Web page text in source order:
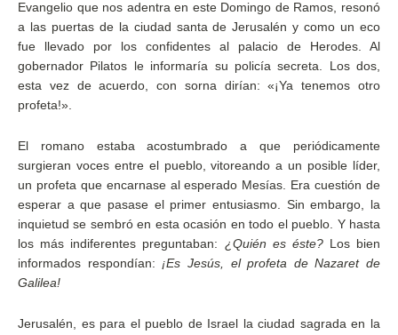
Evangelio que nos adentra en este Domingo de Ramos, resonó
a las puertas de la ciudad santa de Jerusalén y como un eco
fue llevado por los confidentes al palacio de Herodes. Al
gobernador Pilatos le informaría su policía secreta. Los dos,
esta vez de acuerdo, con sorna dirían: «¡Ya tenemos otro
profeta!».
El romano estaba acostumbrado a que periódicamente
surgieran voces entre el pueblo, vitoreando a un posible líder,
un profeta que encarnase al esperado Mesías. Era cuestión de
esperar a que pasase el primer entusiasmo. Sin embargo, la
inquietud se sembró en esta ocasión en todo el pueblo. Y hasta
los más indiferentes preguntaban: ¿Quién es éste?
Los bien
informados respondían: ¡Es Jesús, el profeta de Nazaret de
Galilea!
Jerusalén, es para el pueblo de Israel la ciudad sagrada en la